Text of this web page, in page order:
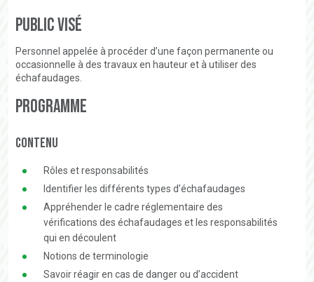
Public visé
Personnel appelée à procéder d’une façon permanente ou
occasionnelle à des travaux en hauteur et à utiliser des
échafaudages.
Programme
Contenu
Rôles et responsabilités
Identifier les différents types d’échafaudages
Appréhender le cadre réglementaire des
vérifications des échafaudages et les responsabilités
qui en découlent
Notions de terminologie
Savoir réagir en cas de danger ou d’accident